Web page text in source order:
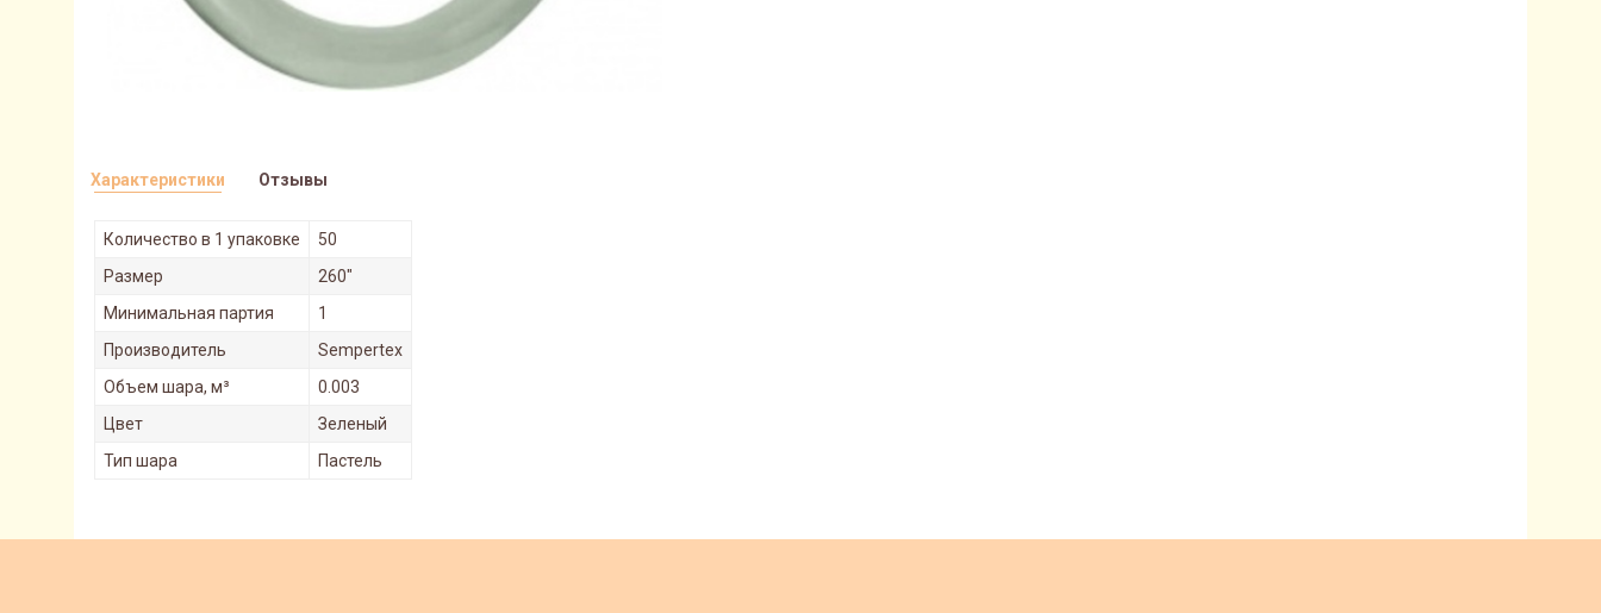
Характеристики
Количество в 1 упаковке
50
Размер
260"
Минимальная партия
1
Производитель
Sempertex
Объем шара, м³
0.003
Цвет
Зеленый
Тип шара
Пастель
Отзывы